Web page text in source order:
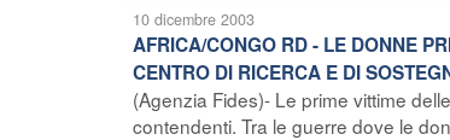
10 dicembre 2003
AFRICA/CONGO RD - LE DONNE
CENTRO DI RICERCA E DI
(Agenzia Fides)- Le prime vittime
contendenti. Tra le guerre dove le